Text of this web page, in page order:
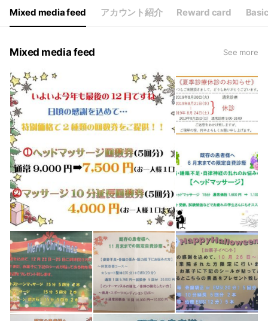
Sat
09:00 - 18:00
祝日の場合は9:00〜18:00
Mixed media feed アカウント紹介 Reward card
Mixed media feed See more